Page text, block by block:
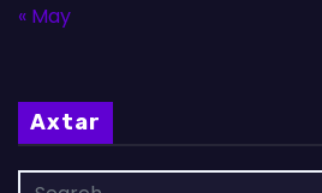
« May
Axtar